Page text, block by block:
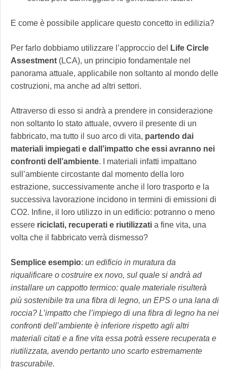
E come è possibile applicare questo concetto in edilizia?
Per farlo dobbiamo utilizzare l’approccio del
Life Circle
Assestment (LCA), un principio fondamentale nel
panorama attuale, applicabile non soltanto al mondo delle
costruzioni, ma anche ad altri settori.
Attraverso di esso si andrà a prendere in considerazione
non soltanto lo stato attuale, ovvero il presente di un
fabbricato, ma tutto il suo arco di vita, partendo dai
materiali impiegati e dall’impatto che essi avranno nei
confronti dell’ambiente. I materiali infatti impattano
sull’ambiente circostante dal momento della loro
estrazione, successivamente anche il loro trasporto e la
successiva lavorazione incidono in termini di emissioni di
CO2. Infine, il loro utilizzo in un edificio: potranno o meno
essere riciclati, recuperati e riutilizzati a fine vita, una
volta che il fabbricato verrà dismesso?
Semplice esempio: un edificio in muratura da
riqualificare o costruire ex novo, sul quale si andrà ad
installare un cappotto termico: quale materiale risulterà
più sostenibile tra una fibra di legno, un EPS o una lana di
roccia? L’impatto che l’impiego di una fibra di legno ha nei
confronti dell’ambiente è inferiore rispetto agli altri
materiali citati e a fine vita essa potrà essere recuperata e
riutilizzata, avendo pertanto uno scarto estremamente
trascurabile.